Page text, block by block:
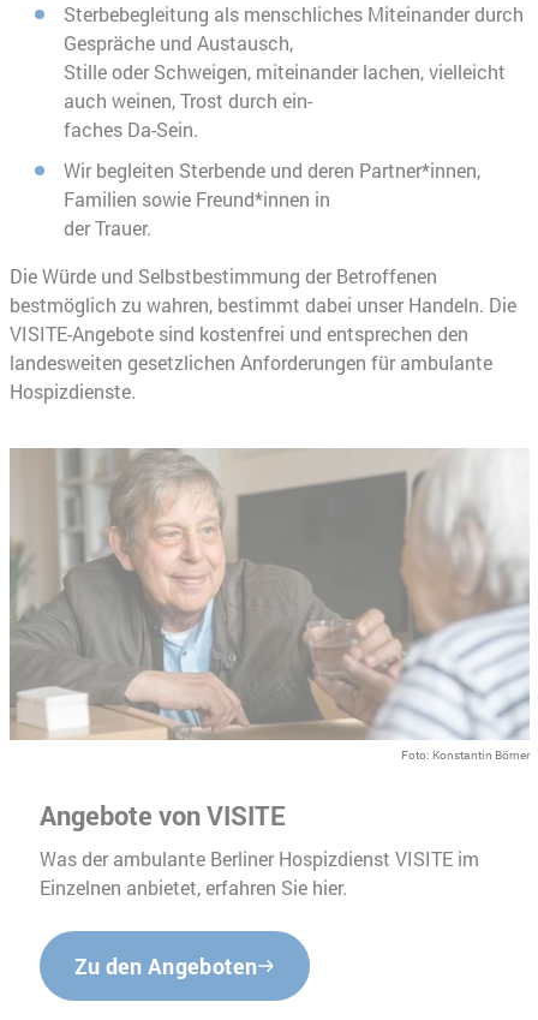
Sterbebegleitung als menschliches Miteinander durch
Gespräche und Austausch,
Stille oder Schweigen, miteinander lachen, vielleicht
auch weinen, Trost durch ein-
faches Da-Sein.
Wir begleiten Sterbende und deren Partner*innen,
Familien sowie Freund*innen in
der Trauer.
Die Würde und Selbstbestimmung der Betroffenen
bestmöglich zu wahren, bestimmt dabei unser Handeln. Die
VISITE-Angebote sind kostenfrei und entsprechen den
landesweiten gesetzlichen Anforderungen für ambulante
Hospizdienste.
Foto: Konstantin Börner
Angebote von VISITE
Was der ambulante Berliner Hospizdienst VISITE im
Einzelnen anbietet, erfahren Sie hier.
Zu den Angeboten